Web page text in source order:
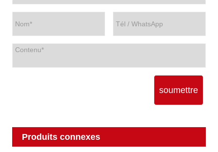
soumettre
Produits connexes